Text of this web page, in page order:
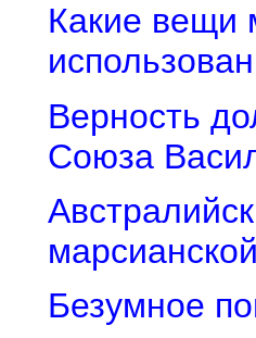
Какие вещи
Верность
Союза
Безумное